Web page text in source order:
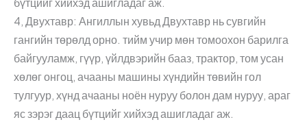
4, Двухтавр: Ангиллын хувьд Двухтавр нь сувгийн
гангийн төрөлд орно. тийм учир мөн томоохон барилга
байгууламж, гүүр, үйлдвэрийн бааз, трактор, том усан
хөлөг онгоц, ачааны машины хүндийн төвийн гол
тулгуур, хүнд ачааны ноён нуруу болон дам нуруу, араг
яс зэрэг даац бүтцийг хийхэд ашигладаг аж.